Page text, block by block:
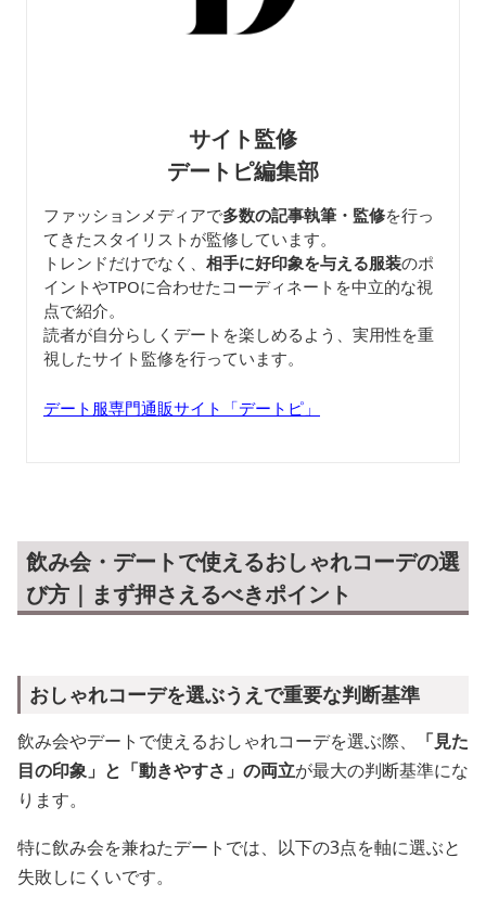
サイト監修
デートピ編集部
ファッションメディアで多数の記事執筆・監修を行っ
てきたスタイリストが監修しています。
トレンドだけでなく、 相手に好印象を与える服装のポ
イントやTPOに合わせたコーディネートを中立的な視
点で紹介。
読者が自分らしくデートを楽しめるよう、実用性を重
視したサイト監修を行っています。
デート服専門通販サイト「デートピ」
飲み会・デートで使えるおしゃれコーデの選
び方｜まず押さえるべきポイント
おしゃれコーデを選ぶうえで重要な判断基準
飲み会やデートで使えるおしゃれコーデを選ぶ際、
「見た
目の印象」と「動きやすさ」の両立が最大の判断基準にな
ります。
特に飲み会を兼ねたデートでは、以下の3点を軸に選ぶと
失敗しにくいです。